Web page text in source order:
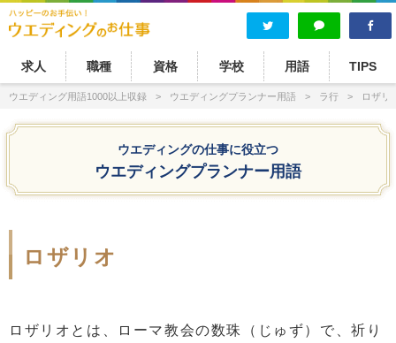
求人 職種 資格 学校 用語 TIPS
ウエディング用語1000以上収録 ウエディングプランナー用語 ラ行 ロザリ
ウエディングの仕事に役立つ
ウエディングプランナー用語
ロザリオ
ロザリオとは、ローマ教会の数珠（じゅず）で、祈り